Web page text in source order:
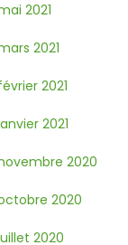
2021
2021
2021
2021
2020
2020
2020